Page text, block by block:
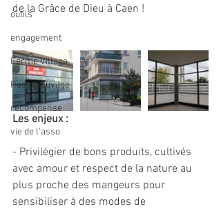
outils
engagement
Ferme Village
Radio Sauvage
récompense
vie de l'asso
de la Grâce de Dieu à Caen !
Les enjeux :
- Privilégier de bons produits, cultivés
avec amour et respect de la nature au
plus proche des mangeurs pour
sensibiliser à des modes de